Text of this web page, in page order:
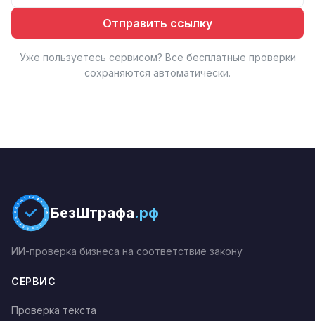
Отправить ссылку
Уже пользуетесь сервисом? Все бесплатные проверки
сохраняются автоматически.
БЕЗШТРАФА.РФ * ПРОВЕРЕНО *БезШтрафа.рф
ИИ-проверка бизнеса на соответствие закону
СЕРВИС
Проверка текста